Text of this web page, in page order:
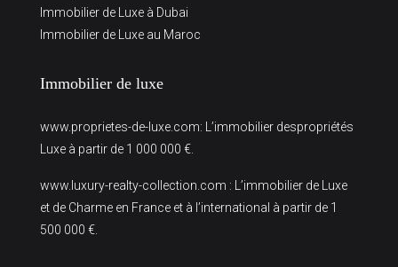
Immobilier de Luxe à Dubai
Immobilier de Luxe au Maroc
Immobilier de luxe
www.proprietes-de-luxe.com: L’immobilier despropriétés
Luxe à partir de 1 000 000 €.
www.luxury-realty-collection.com : L’immobilier de Luxe
et de Charme en France et à l’international à partir de 1
500 000 €.